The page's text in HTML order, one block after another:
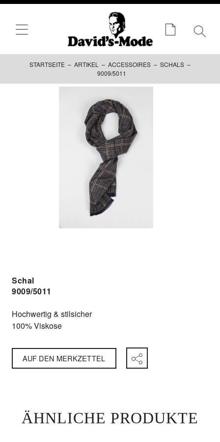
STARTSEITE – ARTIKEL – ACCESSOIRES – SCHALS –
9009/5011
Schal
9009/5011
Hochwertig & stilsicher
100% Viskose
AUF DEN MERKZETTEL
ÄHNLICHE PRODUKTE